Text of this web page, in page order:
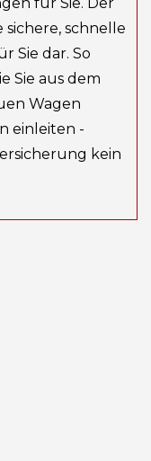
sichere, schnelle
Sie dar. So
Sie aus dem
Wagen
einleiten -
kein